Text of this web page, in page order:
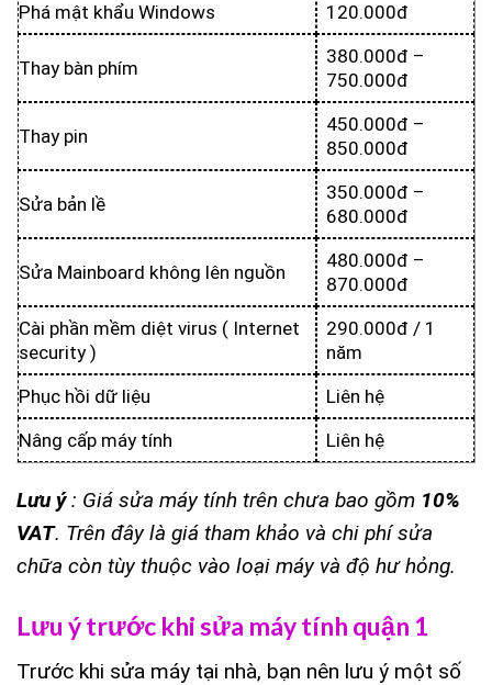
Phá mật khẩu Windows 120.000đ
Thay bàn phím
380.000đ –
750.000đ
Thay pin
450.000đ –
850.000đ
Sửa bản lề
350.000đ –
680.000đ
Sửa Mainboard không lên nguồn
480.000đ –
870.000đ
Cài phần mềm diệt virus ( Internet
security )
290.000đ / 1
năm
Phục hồi dữ liệu
Liên hệ
Nâng cấp máy tính
Liên hệ
Lưu ý: Giá sửa máy tính trên chưa bao gồm 10%
VAT. Trên đây là giá tham khảo và chi phí sửa
chữa còn tùy thuộc vào loại máy và độ hư hỏng.
Lưu ý trước khi sửa máy tính quận 1
Trước khi sửa máy tại nhà, bạn nên lưu ý một số